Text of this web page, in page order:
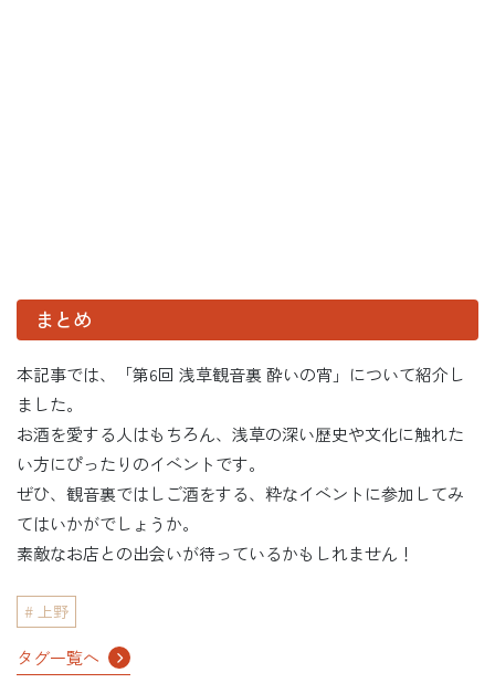
まとめ
本記事では、「第6回 浅草観音裏 酔いの宵」について紹介し
ました。
お酒を愛する人はもちろん、浅草の深い歴史や文化に触れた
い方にぴったりのイベントです。
ぜひ、観音裏ではしご酒をする、粋なイベントに参加してみ
てはいかがでしょうか。
素敵なお店との出会いが待っているかもしれません！
上野
タグ一覧へ